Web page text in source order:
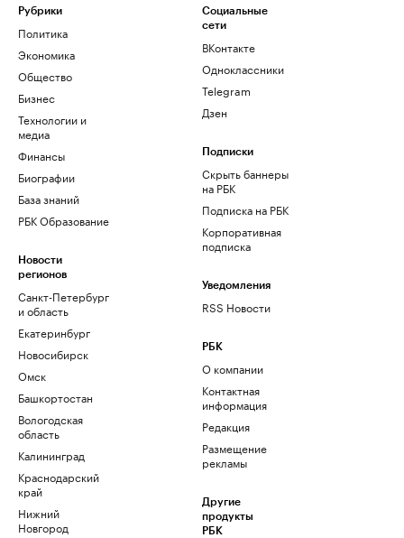
Рубрики
Политика
Экономика
Общество
Бизнес
Технологии и
медиа
Финансы
Биографии
База знаний
РБК Образование
Новости
регионов
Санкт-Петербург
и область
Екатеринбург
Новосибирск
Омск
Башкортостан
Вологодская
область
Калининград
Краснодарский
край
Нижний
Новгород
Социальные
сети
ВКонтакте
Одноклассники
Telegram
Дзен
Подписки
Скрыть баннеры
на РБК
Подписка на РБК
Корпоративная
подписка
Уведомления
RSS Новости
РБК
О компании
Контактная
информация
Редакция
Размещение
рекламы
Другие
продукты
РБК